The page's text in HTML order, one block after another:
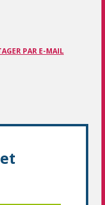
PAR E-MAIL